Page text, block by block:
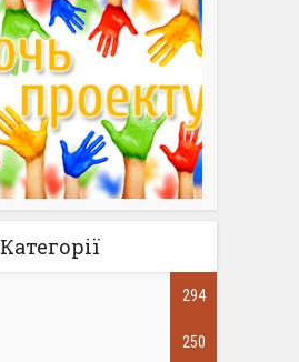
Категорії
294
250